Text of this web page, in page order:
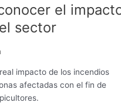
el
sector
impacto de los incendios
afectadas con el fin de